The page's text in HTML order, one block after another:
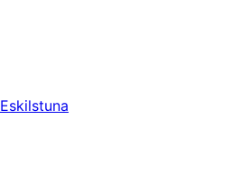
Eskilstuna